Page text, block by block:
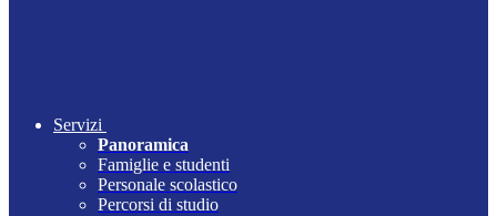
Servizi
Panoramica
Famiglie e studenti
Personale scolastico
Percorsi di studio